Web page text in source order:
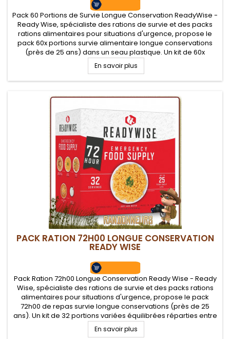
Pack 60 Portions de Survie Longue Conservation ReadyWise -
Ready Wise, spécialiste des rations de survie et des packs
rations alimentaires pour situations d'urgence, propose le
pack 60x portions survie alimentaire longue conservations
(près de 25 ans) dans un seau plastique. Un kit de 60x
portions variés équilibrés, véritable réponse alimentaire en
cas de...
En savoir plus
PACK RATION 72H00 LONGUE CONSERVATION
READY WISE
Pack Ration 72h00 Longue Conservation Ready Wise - Ready
Wise, spécialiste des rations de survie et des packs rations
alimentaires pour situations d'urgence, propose le pack
72h00 de repas survie longue conservations (près de 25
ans). Un kit de 32 portions variées équilibrées réparties entre
petit-déjeuner, repas et boisson lactée, véritable réponse...
En savoir plus